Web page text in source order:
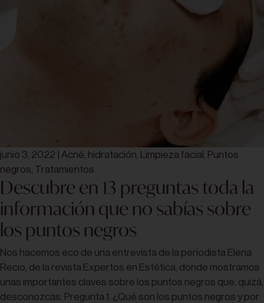
junio 3, 2022 Acné hidratación Limpieza facial
Puntos
negros Tratamientos
Descubre en 13 preguntas toda la
información que no sabías sobre
los puntos negros
Nos hacemos eco de una entrevista de la periodista Elena
Recio, de la revista Expertos en Estética, donde mostramos
unas importantes claves sobre los puntos negros que, quizá,
desconozcas. Pregunta 1. ¿Qué son los puntos negros y por